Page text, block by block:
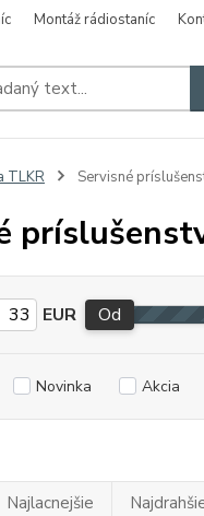
Montáž rádiostaníc
TLKR Servisné
EUR Od
Novinka Akcia
Najlacnejšie